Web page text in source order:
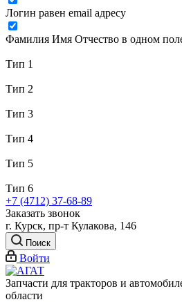
Логин равен email адресу
Фамилия Имя Отчество в одном
Тип 1
Тип 2
Тип 3
Тип 4
Тип 5
Тип 6
+7 (4712) 37-68-89
Заказать звонок
г. Курск, пр-т Кулакова, 146
Поиск
Войти
Запчасти для тракторов и
области